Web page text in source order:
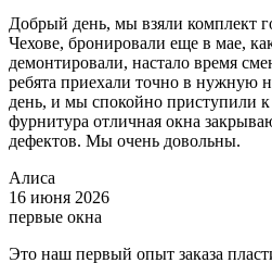
Добрый день, мы взяли комплект
Чехове, бронировали еще в мае,
демонтировали, настало время
ребята приехали точно в нужную
день, и мы спокойно приступили
фурнитура отличная окна
дефектов. Мы очень довольны.
Алиса
16 июня 2026
первые окна
Это наш первый опыт заказа